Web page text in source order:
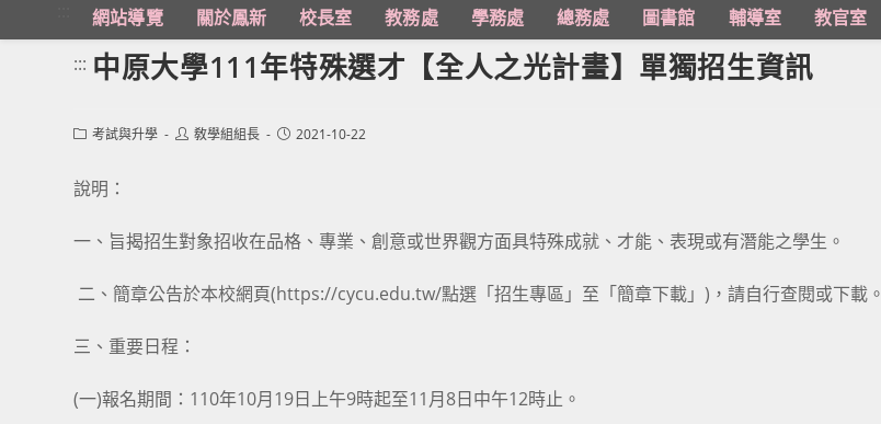
網站導覽 關於鳳新 校長室 教務處 學務處 總務處 圖書館 輔導室 教官室
::: 中原大學111年特殊選才【全人之光計畫】單獨招生資訊
Post考試與升學
Post敎學組組長
Post2021-10-22
說明：
一、旨揭招生對象招收在品格、專業、創意或世界觀方面具特殊成就、才能、表現或有潛能之學生。
二、簡章公告於本校網頁(https://cycu.edu.tw/點選「招生專區」至「簡章下載」)，請自行查閱或下載。
三、重要日程：
(一)報名期間：110年10月19日上午9時起至11月8日中午12時止。